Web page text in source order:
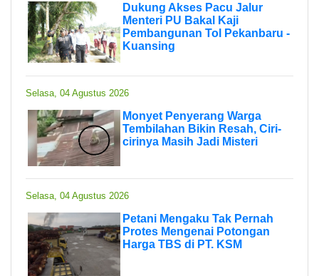
Dukung Akses Pacu Jalur
Menteri PU Bakal Kaji
Pembangunan Tol Pekanbaru -
Kuansing
Selasa, 04 Agustus 2026
Monyet Penyerang Warga
Tembilahan Bikin Resah, Ciri-
cirinya Masih Jadi Misteri
Selasa, 04 Agustus 2026
Petani Mengaku Tak Pernah
Protes Mengenai Potongan
Harga TBS di PT. KSM